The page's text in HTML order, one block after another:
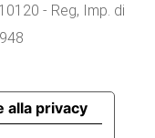
- Reg, Imp. di
alla privacy